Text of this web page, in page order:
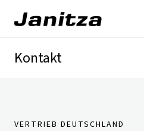
Kontakt
VERTRIEB DEUTSCHLAND